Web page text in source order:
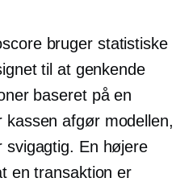
bruger statistiske
til at genkende
baseret på en
afgør modellen,
svigagtig. En højere
en transaktion er